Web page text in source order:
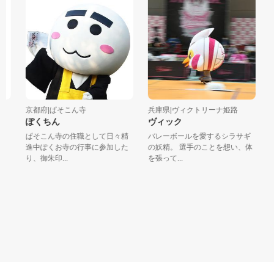
京都府|ぱそこん寺
ぽくちん
ぱそこん寺の住職として日々精
進中ぽくお寺の行事に参加した
り、御朱印...
兵庫県|ヴィクトリーナ姫路
ヴィック
バレーボールを愛するシラサギ
の妖精。 選手のことを想い、体
を張って...